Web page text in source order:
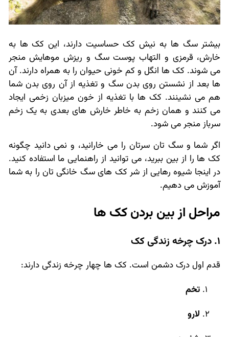
بیشتر سگ ها به نیش کک حساسیت دارند، این کک ها به
خارش، قرمزی و التهاب پوست سگ و ریزش موهایش منجر
می شوند. کک ها انگل و کم خونی حیوان را به همراه دارند. آن
ها بعد از نشستن روی بدن سگ و تغذیه از آن روی بدن شما
هم می نشینند. کک ها با تغذیه از خون میزبان زخمی ایجاد
می کنند و همان زخم به خاطر خارش های بعدی به یک زخم
سرباز منجر می شود.
اگر شما و سگ تان سرتان را می خارانید، و نمی دانید چگونه
کک ها را از بین ببرید، می توانید از راهنمایی ما استفاده کنید.
در اینجا شیوه رهایی از شر کک های سگ خانگی تان را به شما
آموزش می دهیم.
مراحل از بین بردن کک ها
1. درک چرخه زندگی کک
قدم اول درک دشمن است. کک ها چهار چرخه زندگی دارند:
تخم
لارو